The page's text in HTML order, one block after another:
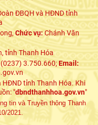
ĐBQH và HĐND tỉnh
Chức vụ:Chánh Văn
tỉnh Thanh Hóa
(0237) 3.750.660;Email:
tỉnh Thanh Hóa. Khi
"dbndthanhhoa.gov.vn"
tin và Truyền thông Thanh
2021.